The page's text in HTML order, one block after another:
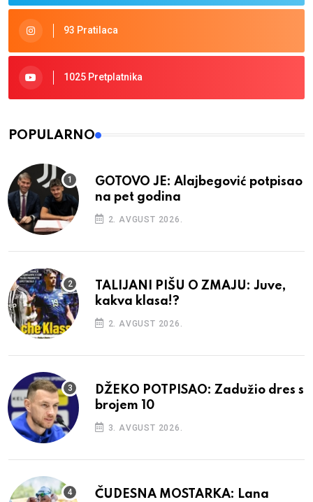
93 Pratilaca
1025 Pretplatnika
POPULARNO
GOTOVO JE: Alajbegović potpisao
na pet godina
2. AVGUST 2026.
TALIJANI PIŠU O ZMAJU: Juve,
kakva klasa!?
2. AVGUST 2026.
DŽEKO POTPISAO: Zadužio dres s
brojem 10
3. AVGUST 2026.
ČUDESNA MOSTARKA: Lana